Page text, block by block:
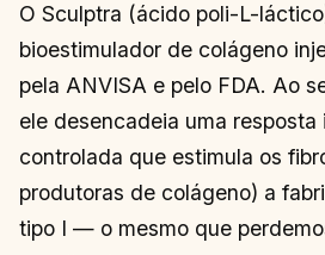
O Sculptra (ácido poli-L-
bioestimulador de colágeno
pela ANVISA e pelo FDA. Ao
ele desencadeia uma resposta
controlada que estimula os
produtoras de colágeno) a
tipo I — o mesmo que